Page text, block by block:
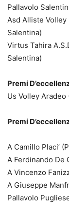
Pallavolo
Asd Alliste Volley
Salentina)
Virtus Tahira
Salentina)
Premi
Us Volley Aradeo
Premi
A Camillo Placi’
A Ferdinando De
A Vincenzo
A Giuseppe
Pallavolo